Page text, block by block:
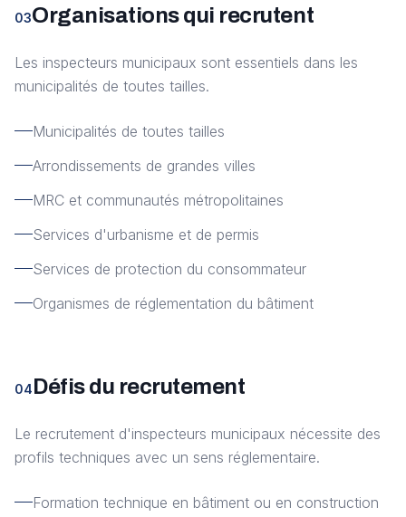
03Organisations qui recrutent
Les inspecteurs municipaux sont essentiels dans les
municipalités de toutes tailles.
Municipalités de toutes tailles
Arrondissements de grandes villes
MRC et communautés métropolitaines
Services d'urbanisme et de permis
Services de protection du consommateur
Organismes de réglementation du bâtiment
04Défis du recrutement
Le recrutement d'inspecteurs municipaux nécessite des
profils techniques avec un sens réglementaire.
Formation technique en bâtiment ou en construction